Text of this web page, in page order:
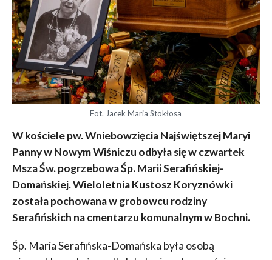
Fot. Jacek Maria Stokłosa
W kościele pw. Wniebowzięcia Najświętszej Maryi
Panny w Nowym Wiśniczu odbyła się w czwartek
Msza Św. pogrzebowaŚp. Marii Serafińskiej-
Domańskiej. Wieloletnia Kustosz Koryznówki
została pochowana w grobowcu rodziny
Serafińskich na cmentarzu komunalnym w Bochni.
Śp. Maria Serafińska-Domańska była osobą